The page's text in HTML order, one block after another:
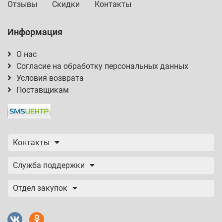
Отзывы Скидки Контакты
Информация
О нас
Согласие на обработку персональных данных
Условия возврата
Поставщикам
Контакты
Служба поддержки
Отдел закупок